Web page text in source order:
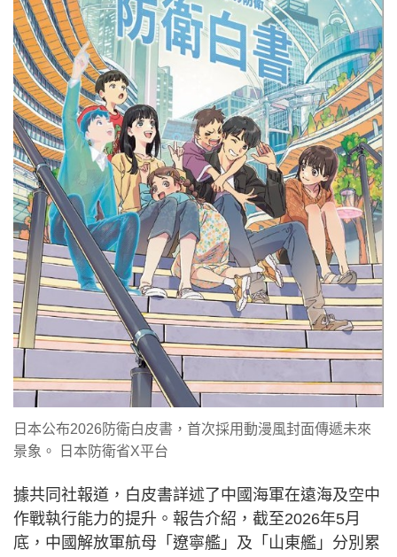
日本公布2026防衛白皮書，首次採用動漫風封面傳遞未來
景象。 日本防衛省X平台
據共同社報道，白皮書詳述了中國海軍在遠海及空中
作戰執行能力的提升。報告介紹，截至2026年5月
底，中國解放軍航母「遼寧艦」及「山東艦」分別累